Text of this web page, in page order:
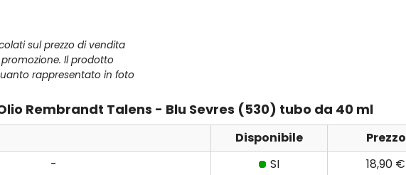
sul prezzo di vendita
Il prodotto
rappresentato in foto
Rembrandt Talens - Blu Sevres (530) tubo da 40 ml
Disponibile Prezzo
- SI 18,90 €